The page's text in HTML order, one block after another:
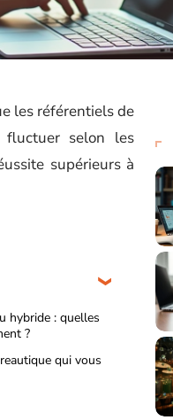
les référentiels de
fluctuer selon les
supérieurs à
hybride : quelles
?
qui vous